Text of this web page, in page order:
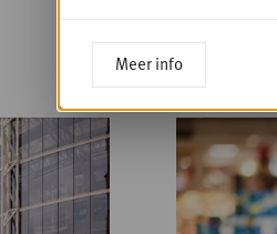
Meer info